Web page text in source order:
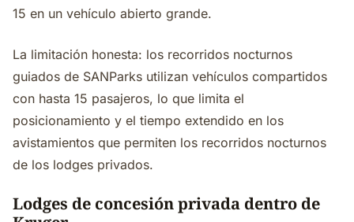
15 en un vehículo abierto grande.
La limitación honesta: los recorridos nocturnos
guiados de SANParks utilizan vehículos compartidos
con hasta 15 pasajeros, lo que limita el
posicionamiento y el tiempo extendido en los
avistamientos que permiten los recorridos nocturnos
de los lodges privados.
Lodges de concesión privada dentro de